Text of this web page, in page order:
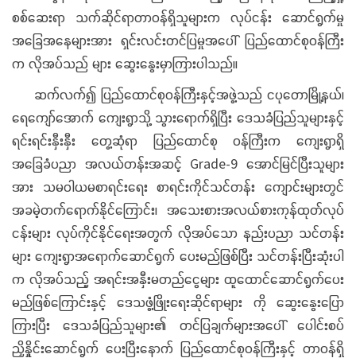
စစ်ဆေးရာ သက်ဆိုင်ရာတာဝန်ရှိသူများက လုပ်ငန်း ဆောင်ရွက်မှု
အခြေအနေများအား ရှင်းလင်းတင်ပြမှုအပေါ် ပြည်ထောင်စုဝန်ကြီး
က လိုအပ်သည် များ ဆွေးနွေးမှာကြားပါသည်။
ဆက်လက်၍ ပြည်ထောင်စုဝန်ကြီးနှင့်အဖွဲ့သည် ငပုတောမြို့နယ်၊
ရေကျော်အောက် ကျေးရွာသို့ သွားရောက်ရှိပြီး ဒေသခံပြည်သူများနှင့်
ရင်းရင်းနှီးနှီး တွေ့ဆုံရာ ပြည်ထောင်စု ဝန်ကြီးက ကျေးရွာရှိ
အခြေခံပညာ အလယ်တန်းအဆင့် Grade-9 အောင်မြင်ပြီးသူများ
အား သမဝါယမစာရင်းရေး စာရင်းကိုင်သင်တန်း ကျောင်းများတွင်
အခမဲ့တက်ရောက်နိုင်ကြောင်း၊ အသေးစားအလယ်စားကုန်ထုတ်လုပ်
ငန်းများ လုပ်ကိုင်နိုင်ရေးအတွက် လိုအပ်သော နည်းပညာ သင်တန်း
များ ကျေးရွာအရောက်ဆောင်ရွက် ပေးမည်ဖြစ်ပြီး သင်တန်းပြီးဆုံးပါ
က လိုအပ်သည့် အရင်းအနှီးမတည်ငွေများ ထူထောင်ဆောင်ရွက်ပေး
မည်ဖြစ်ကြောင်းနှင့် ဒေသဖွံ့ဖြိုးရေးဆိုင်ရာများ ကို ဆွေးနွေးပြော
ကြားပြီး ဒေသခံပြည်သူများ၏ တင်ပြချက်များအပေါ် ပေါင်းစပ်
ညှိနှိုင်းဆောင်ရွက် ပေးပြီးနောက် ပြည်ထောင်စုဝန်ကြီးနှင့် တာဝန်ရှိ